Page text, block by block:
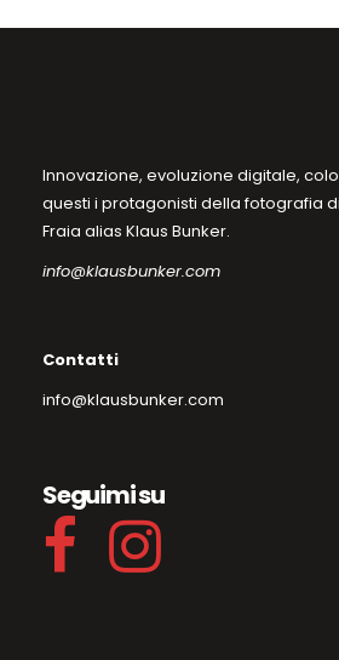
Innovazione, evoluzione digitale,
questi i protagonisti della fotografia
Fraia alias Klaus Bunker.
info@klausbunker.com
Contatti
info@klausbunker.com
Seguimi su